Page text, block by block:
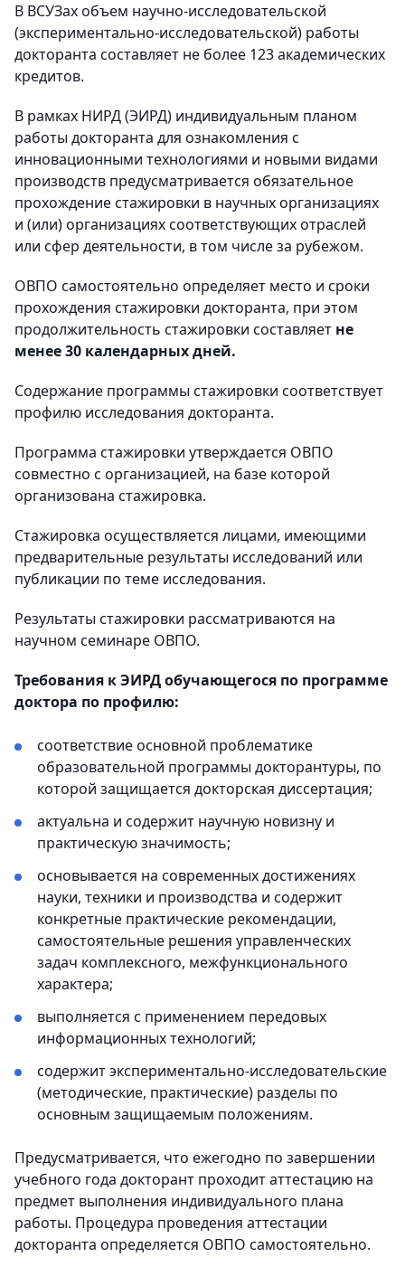
В ВСУЗах объем научно-исследовательской
(экспериментально-исследовательской) работы
докторанта составляет не более 123 академических
кредитов.
В рамках НИРД (ЭИРД) индивидуальным планом
работы докторанта для ознакомления с
инновационными технологиями и новыми видами
производств предусматривается обязательное
прохождение стажировки в научных организациях
и (или) организациях соответствующих отраслей
или сфер деятельности, в том числе за рубежом.
ОВПО самостоятельно определяет место и сроки
прохождения стажировки докторанта, при этом
продолжительность стажировки составляет не
менее 30 календарных дней.
Содержание программы стажировки соответствует
профилю исследования докторанта.
Программа стажировки утверждается ОВПО
совместно с организацией, на базе которой
организована стажировка.
Стажировка осуществляется лицами, имеющими
предварительные результаты исследований или
публикации по теме исследования.
Результаты стажировки рассматриваются на
научном семинаре ОВПО.
Требования к ЭИРД обучающегося по программе
доктора по профилю:
соответствие основной проблематике
образовательной программы докторантуры, по
которой защищается докторская диссертация;
актуальна и содержит научную новизну и
практическую значимость;
основывается на современных достижениях
науки, техники и производства и содержит
конкретные практические рекомендации,
самостоятельные решения управленческих
задач комплексного, межфункционального
характера;
выполняется с применением передовых
информационных технологий;
содержит экспериментально-исследовательские
(методические, практические) разделы по
основным защищаемым положениям.
Предусматривается, что ежегодно по завершении
учебного года докторант проходит аттестацию на
предмет выполнения индивидуального плана
работы. Процедура проведения аттестации
докторанта определяется ОВПО самостоятельно.